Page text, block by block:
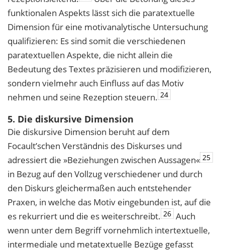
funktionalen Aspekts lässt sich die paratextuelle
Dimension für eine motivanalytische Untersuchung
qualifizieren: Es sind somit die verschiedenen
paratextuellen Aspekte, die nicht allein die
Bedeutung des Textes präzisieren und modifizieren,
sondern vielmehr auch Einfluss auf das Motiv
nehmen und seine Rezeption steuern. 24
5. Die diskursive Dimension
Die diskursive Dimension beruht auf dem
Focault’schen Verständnis des Diskurses und
adressiert die »Beziehungen zwischen Aussagen« 25
in Bezug auf den Vollzug verschiedener und durch
den Diskurs gleichermaßen auch entstehender
Praxen, in welche das Motiv eingebunden ist, auf die
es rekurriert und die es weiterschreibt. 26 Auch
wenn unter dem Begriff vornehmlich intertextuelle,
intermediale und metatextuelle Bezüge gefasst